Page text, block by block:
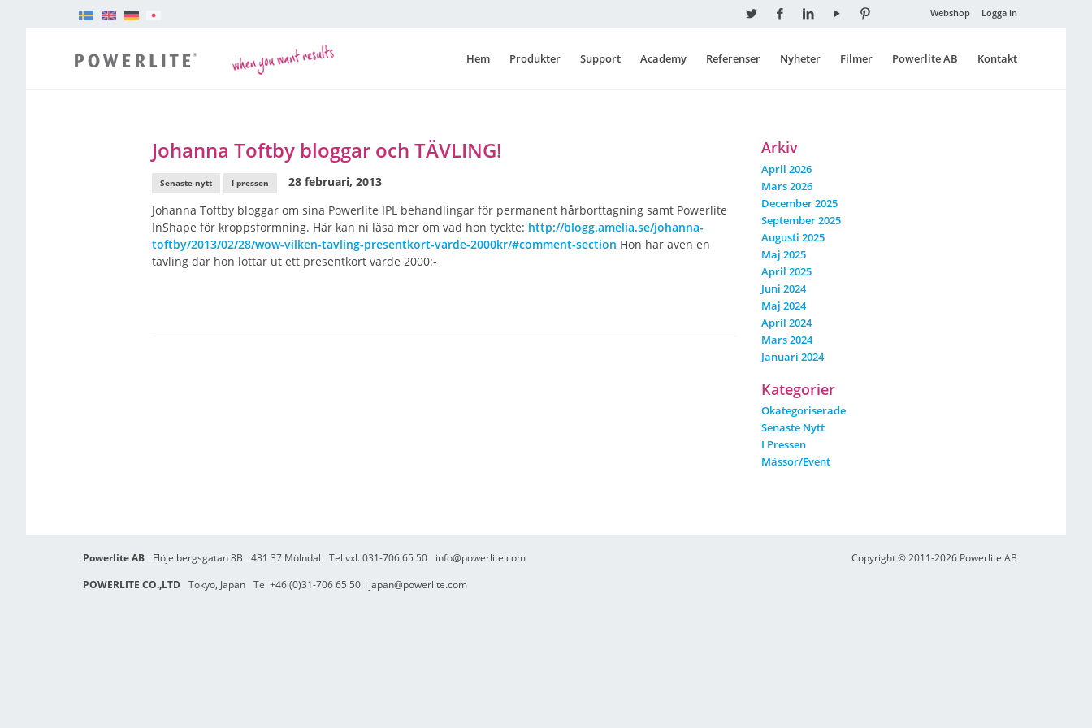
Webshop Logga in
Hem Produkter Support Academy Referenser Nyheter Filmer Powerlite AB Kontakt
Johanna Toftby bloggar och TÄVLING!
Senaste nytt I pressen
28 februari, 2013
Johanna Toftby bloggar om sina Powerlite IPL behandlingar för permanent hårborttagning samt Powerlite
InShape för kroppsformning. Här kan ni läsa mer om vad hon tyckte: http://blogg.amelia.se/johanna-
toftby/2013/02/28/wow-vilken-tavling-presentkort-varde-2000kr/#comment-section Hon har även en
tävling där hon lottar ut ett presentkort värde 2000:-
Arkiv
April 2026
Mars 2026
December 2025
September 2025
Augusti 2025
Maj 2025
April 2025
Juni 2024
Maj 2024
April 2024
Mars 2024
Januari 2024
Kategorier
Okategoriserade
Senaste Nytt
I Pressen
Mässor/event
Powerlite AB Flöjelbergsgatan 8B 431 37 Mölndal Tel vxl. 031-706 65 50
info@powerlite.com
POWERLITE CO.,LTD Tokyo, Japan Tel +46 (0)31-706 65 50 japan@powerlite.com
Copyright © 2011-2026 Powerlite AB